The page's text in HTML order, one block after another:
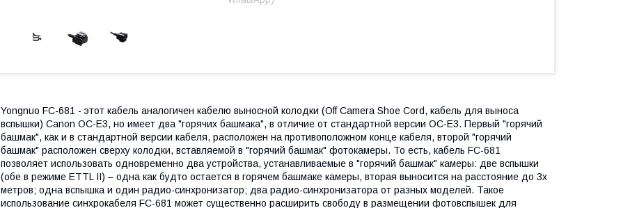
Yongnuo FC-681 - этот кабель аналогичен кабелю выносной колодки (Off Camera Shoe Cord, кабель для выноса
вспышки) Canon OC-E3, но имеет два "горячих башмака", в отличие от стандартной версии OC-E3. Первый "горячий
башмак", как и в стандартной версии кабеля, расположен на противоположном конце кабеля, второй "горячий
башмак" расположен сверху колодки, вставляемой в "горячий башмак" фотокамеры. То есть, кабель FC-681
позволяет использовать одновременно два устройства, устанавливаемые в "горячий башмак" камеры: две вспышки
(обе в режиме ETTL II) – одна как будто остается в горячем башмаке камеры, вторая выносится на расстояние до 3х
метров; одна вспышка и один радио-синхронизатор; два радио-синхронизатора от разных моделей. Такое
использование синхрокабеля FC-681 может существенно расширить свободу в размещении фотовспышек для